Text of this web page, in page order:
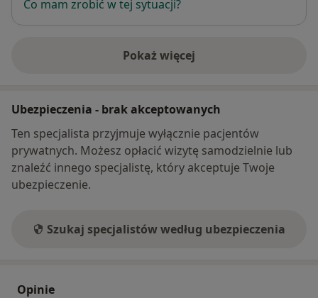
Co mam zrobić w tej sytuacji?
Pokaż więcej
o adresie
Ubezpieczenia - brak akceptowanych
Ten specjalista przyjmuje wyłącznie pacjentów
prywatnych. Możesz opłacić wizytę samodzielnie lub
znaleźć innego specjalistę, który akceptuje Twoje
ubezpieczenie.
Szukaj specjalistów według ubezpieczenia
Opinie